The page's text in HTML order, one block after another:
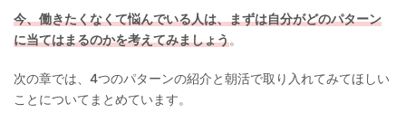
今、働きたくなくて悩んでいる人は、まずは自分がどのパターン
に当てはまるのかを考えてみましょう。
次の章では、4つのパターンの紹介と朝活で取り入れてみてほしい
ことについてまとめています。